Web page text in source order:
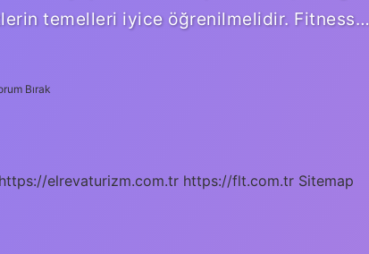
temelleri iyice öğrenilmelidir. Fitness…
Bırak
https://elrevaturizm.com.tr https://flt.com.tr Sitemap